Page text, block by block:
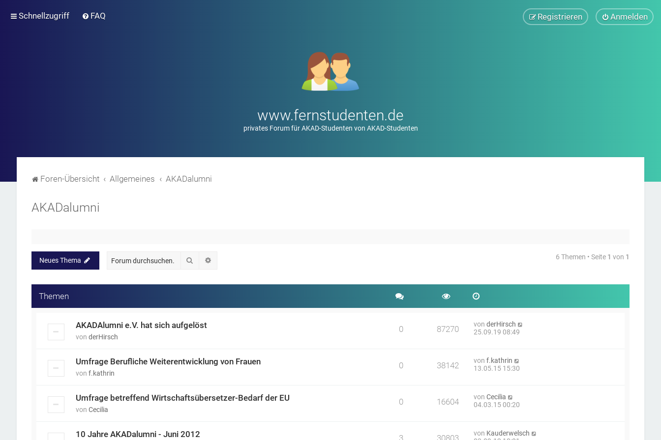
Schnellzugriff FAQ Anmelden
Registrieren
www.fernstudenten.de
privates Forum für AKAD-Studenten von AKAD-Studenten
Foren-Übersicht Allgemeines AKADalumni
AKADalumni
Neues Thema Suche 6 Themen • Seite 1 von 1
Themen
AKADAlumni e.V. hat sich aufgelöst
von derHirsch
0 87270 vonderHirsch
25.09.19 08:49
Umfrage Berufliche Weiterentwicklung von Frauen
von f.kathrin
0 38142 vonf.kathrin
13.05.15 15:30
Umfrage betreffend Wirtschaftsübersetzer-Bedarf der EU
von Cecilia
0 16604 vonCecilia
04.03.15 00:20
10 Jahre AKADalumni - Juni 2012 3 30803 von Kauderwelsch